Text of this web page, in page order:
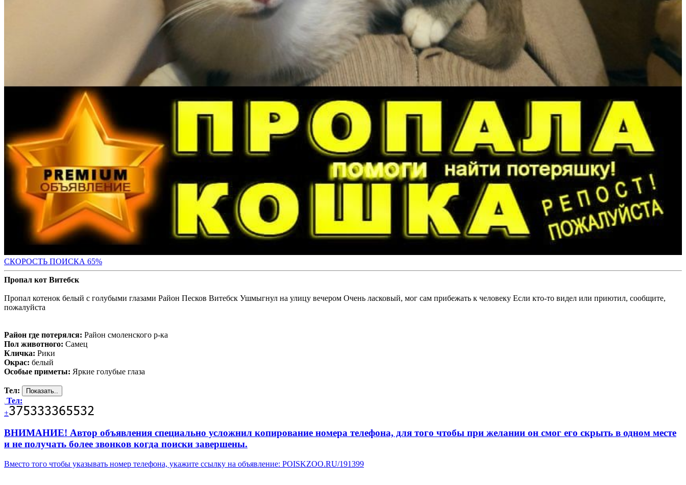
СКОРОСТЬ ПОИСКА 65%
Пропал кот Витебск
Пропал котенок белый с голубыми глазами Район Песков Витебск Ушмыгнул на улицу вечером Очень ласковый, мог сам прибежать к человеку Если кто-то видел или приютил, сообщите,
пожалуйста
Район где потерялся: Район смоленского р-ка
Пол животного: Самец
Кличка: Рики
Окрас: белый
Особые приметы: Яркие голубые глаза
Тел:
Тел:
±
ВНИМАНИЕ! Автор объявления специально усложнил копирование номера телефона, для того чтобы при желании он смог его скрыть в одном месте
и не получать более звонков когда поиски завершены.
Вместо того чтобы указывать номер телефона, укажите ссылку на объявление: POISKZOO.RU/191399